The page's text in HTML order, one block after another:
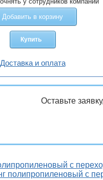
Добавить в корзину
Купить
Доставка и оплата
Оставьте
с
полипропиленовый с